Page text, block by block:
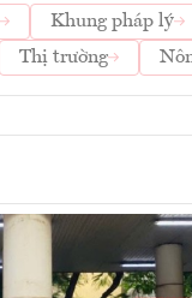
Khung pháp lý
Thị trường